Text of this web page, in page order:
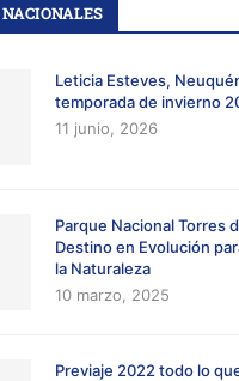
Leticia Esteves,
temporada de invierno
11 junio, 2026
Parque Nacional Torres
Destino en Evolución
la Naturaleza
10 marzo, 2025
Previaje 2022 todo lo